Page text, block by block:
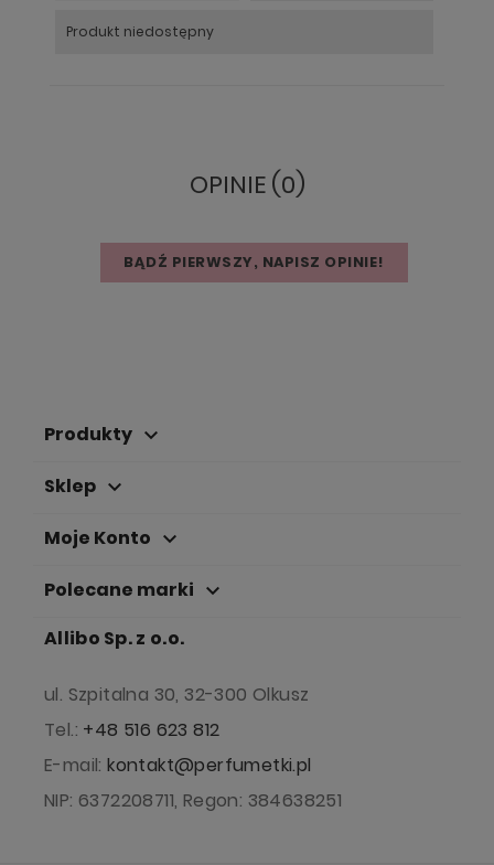
Produkt niedostępny
OPINIE (0)
BĄDŹ PIERWSZY, NAPISZ OPINIE!
Produkty keyboard_arrow_down
Sklep keyboard_arrow_down
Moje Konto keyboard_arrow_down
Polecane marki keyboard_arrow_down
Allibo Sp. z o.o.
ul. Szpitalna 30, 32-300 Olkusz
Tel.: +48 516 623 812
E-mail:kontakt@perfumetki.pl
NIP: 6372208711, Regon: 384638251